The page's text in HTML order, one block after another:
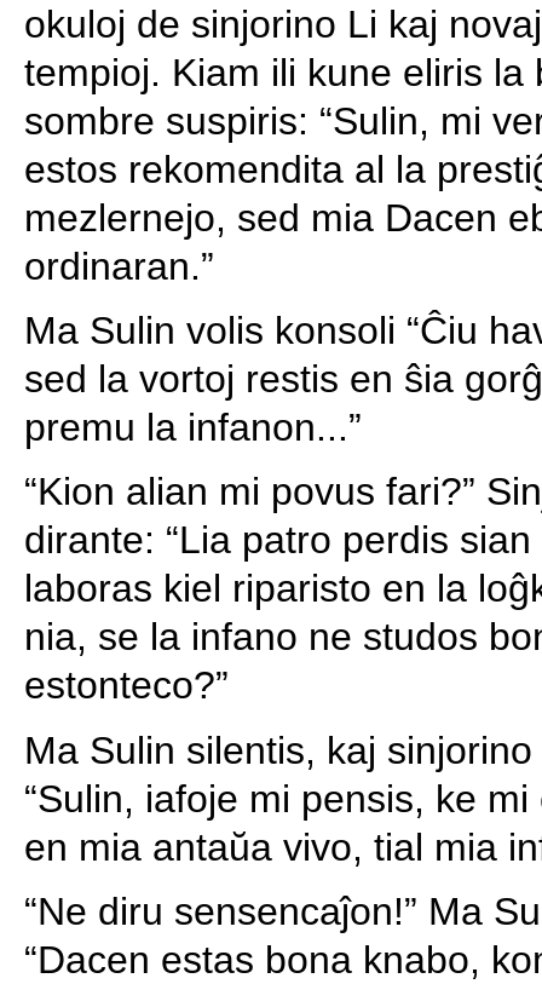
okuloj de sinjorino Li kaj
tempioj. Kiam ili kune eliris la
sombre suspiris: “Sulin, mi
estos rekomendita al la
mezlernejo, sed mia Dacen
ordinaran.”
Ma Sulin volis konsoli “Ĉiu
sed la vortoj restis en ŝia
premu la infanon...”
“Kion alian mi povus fari?”
dirante: “Lia patro perdis
laboras kiel riparisto en la
nia, se la infano ne studos
estonteco?”
Ma Sulin silentis, kaj
“Sulin, iafoje mi pensis, ke
en mia antaŭa vivo, tial mia
“Ne diru sensencaĵon!” Ma
“Dacen estas bona knabo,